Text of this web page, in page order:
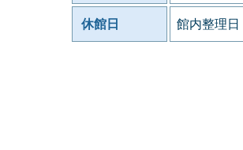
休館日 館内整理日